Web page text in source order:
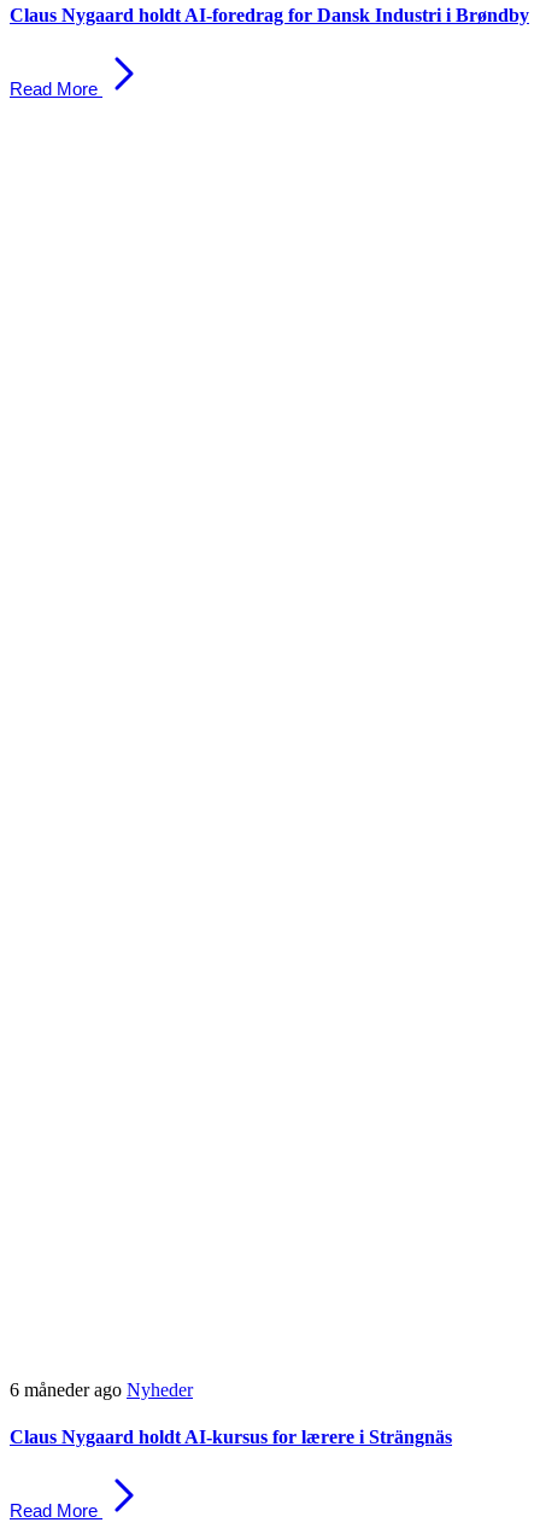
Claus Nygaard holdt AI-foredrag for Dansk Industri i Brøndby
Read More
6 måneder ago Nyheder
Claus Nygaard holdt AI-kursus for lærere i Strängnäs
Read More